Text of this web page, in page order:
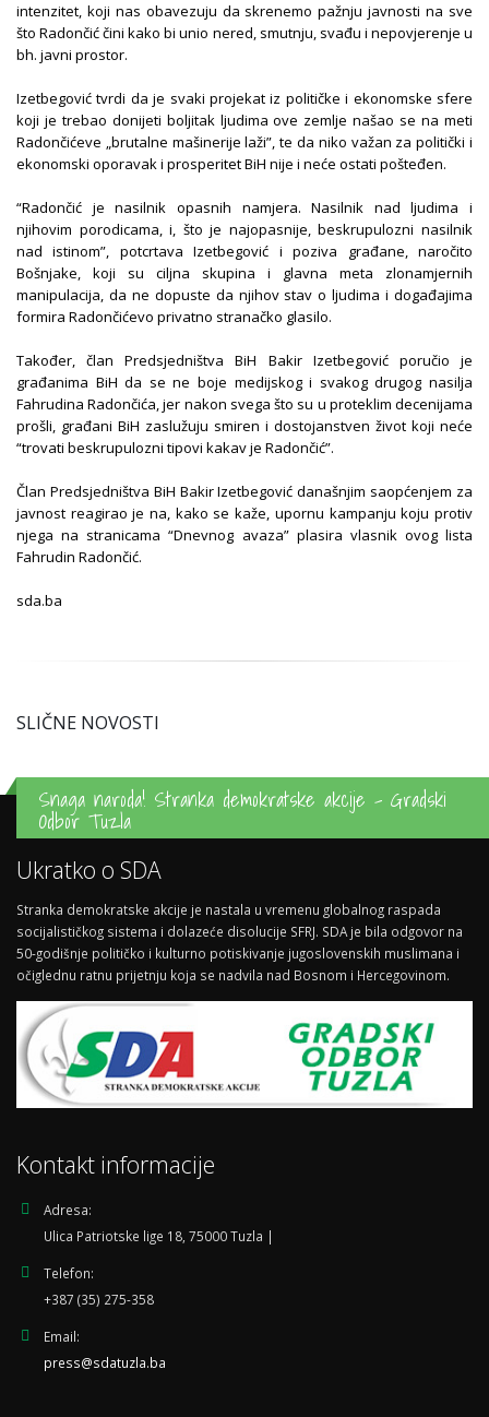
intenzitet, koji nas obavezuju da skrenemo pažnju javnosti na sve
što Radončić čini kako bi unio nered, smutnju, svađu i nepovjerenje u
bh. javni prostor.
Izetbegović tvrdi da je svaki projekat iz političke i ekonomske sfere
koji je trebao donijeti boljitak ljudima ove zemlje našao se na meti
Radončićeve „brutalne mašinerije laži”, te da niko važan za politički i
ekonomski oporavak i prosperitet BiH nije i neće ostati pošteđen.
“Radončić je nasilnik opasnih namjera. Nasilnik nad ljudima i
njihovim porodicama, i, što je najopasnije, beskrupulozni nasilnik
nad istinom”, potcrtava Izetbegović i poziva građane, naročito
Bošnjake, koji su ciljna skupina i glavna meta zlonamjernih
manipulacija, da ne dopuste da njihov stav o ljudima i događajima
formira Radončićevo privatno stranačko glasilo.
Također, član Predsjedništva BiH Bakir Izetbegović poručio je
građanima BiH da se ne boje medijskog i svakog drugog nasilja
Fahrudina Radončića, jer nakon svega što su u proteklim decenijama
prošli, građani BiH zaslužuju smiren i dostojanstven život koji neće
“trovati beskrupulozni tipovi kakav je Radončić”.
Član Predsjedništva BiH Bakir Izetbegović današnjim saopćenjem za
javnost reagirao je na, kako se kaže, upornu kampanju koju protiv
njega na stranicama “Dnevnog avaza” plasira vlasnik ovog lista
Fahrudin Radončić.
sda.ba
SLIČNE NOVOSTI
Snaga naroda! Stranka demokratske akcije - Gradski
Odbor Tuzla
Ukratko o SDA
Stranka demokratske akcije je nastala u vremenu globalnog raspada
socijalističkog sistema i dolazeće disolucije SFRJ. SDA je bila odgovor na
50-godišnje političko i kulturno potiskivanje jugoslovenskih muslimana i
očiglednu ratnu prijetnju koja se nadvila nad Bosnom i Hercegovinom.
Kontakt informacije
Adresa:
Ulica Patriotske lige 18, 75000 Tuzla |
Telefon:
+387 (35) 275-358
Email:
press@sdatuzla.ba